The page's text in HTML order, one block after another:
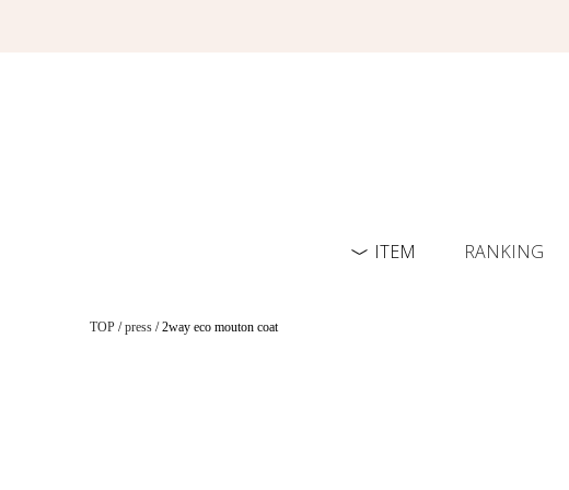
ITEM RANKING
TOP /press / 2way eco mouton coat